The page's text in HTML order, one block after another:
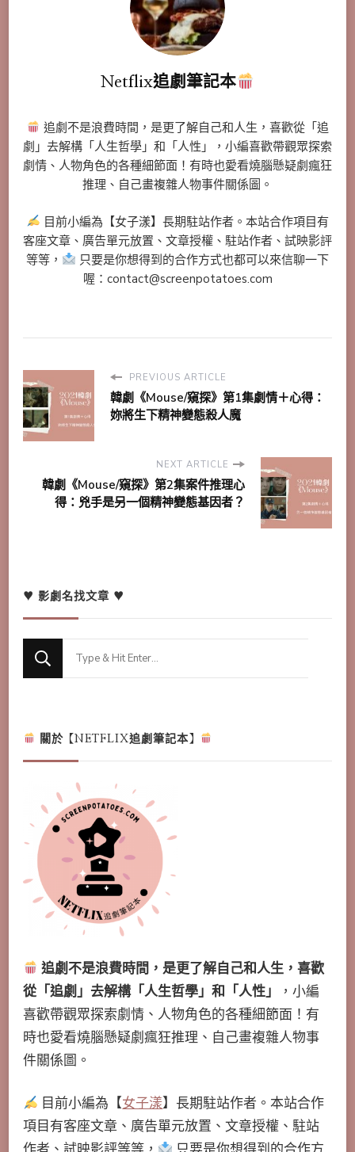
Netflix追劇筆記本
追劇不是浪費時間，是更了解自己和人生，喜歡從「追
劇」去解構「人生哲學」和「人性」，小編喜歡帶觀眾探索
劇情、人物角色的各種細節面！有時也愛看燒腦懸疑劇瘋狂
推理、自己畫複雜人物事件關係圖。
目前小編為【女子漾】長期駐站作者。本站合作項目有
客座文章、廣告單元放置、文章授權、駐站作者、試映影評
等等，
只要是你想得到的合作方式也都可以來信聊一下
喔：contact@screenpotatoes.com
PREVIOUS ARTICLE
韓劇《Mouse/窺探》第1集劇情＋心得：
妳將生下精神變態殺人魔
NEXT ARTICLE
韓劇《Mouse/窺探》第2集案件推理心
得：兇手是另一個精神變態基因者？
♥ 影劇名找文章 ♥
Looking
關於【NETFLIX追劇筆記本】
追劇不是浪費時間，是更了解自己和人生，喜歡
從「追劇」去解構「人生哲學」和「人性」
，小編
喜歡帶觀眾探索劇情、人物角色的各種細節面！有
時也愛看燒腦懸疑劇瘋狂推理、自己畫複雜人物事
件關係圖。
目前小編為【女子漾】長期駐站作者。本站合作
項目有客座文章、廣告單元放置、文章授權、駐站